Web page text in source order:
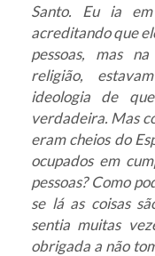
Santo. Eu ia em
acreditando que
pessoas, mas
religião,
ideologia de
verdadeira. Mas
eram cheios do
ocupados em
pessoas? Como
se lá as coisas
sentia muitas
obrigada a não